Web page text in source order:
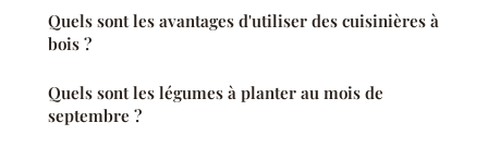
Quels sont les avantages d'utiliser des cuisinières à
bois ?
Quels sont les légumes à planter au mois de
septembre ?